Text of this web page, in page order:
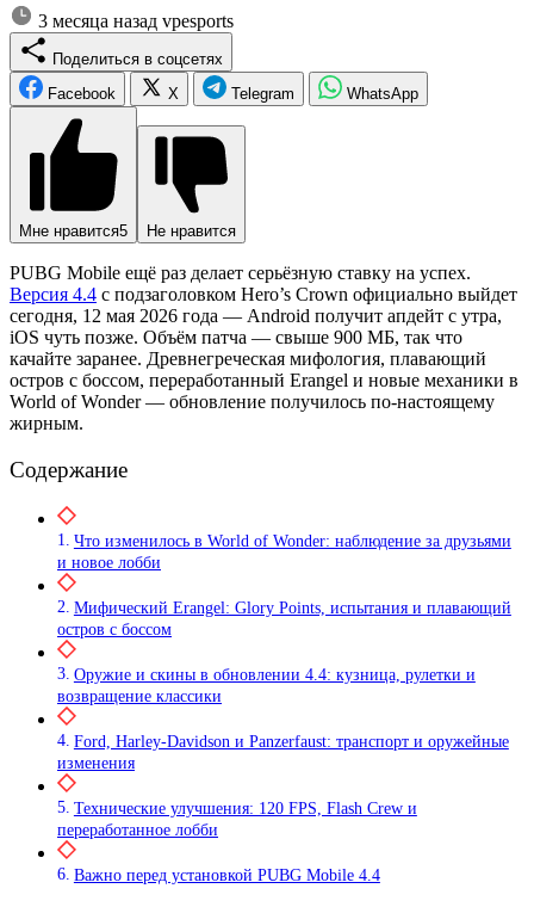
3 месяца назад vpesports
Поделиться в соцсетях
Facebook
X Telegram WhatsApp
Мне нравится5 Не нравится
PUBG Mobile ещё раз делает серьёзную ставку на успех.
Версия 4.4 с подзаголовком Hero’s Crown официально выйдет
сегодня, 12 мая 2026 года — Android получит апдейт с утра,
iOS чуть позже. Объём патча — свыше 900 МБ, так что
качайте заранее. Древнегреческая мифология, плавающий
остров с боссом, переработанный Erangel и новые механики в
World of Wonder — обновление получилось по-настоящему
жирным.
Содержание
Что изменилось в World of Wonder: наблюдение за друзьями
и новое лобби
Мифический Erangel: Glory Points, испытания и плавающий
остров с боссом
Оружие и скины в обновлении 4.4: кузница, рулетки и
возвращение классики
Ford, Harley-Davidson и Panzerfaust: транспорт и оружейные
изменения
Технические улучшения: 120 FPS, Flash Crew и
переработанное лобби
Важно перед установкой PUBG Mobile 4.4